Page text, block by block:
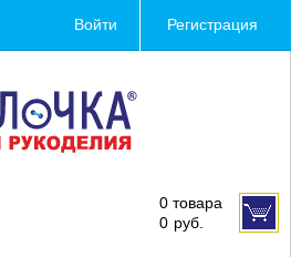
Войти Регистрация
0 товара
0 руб.